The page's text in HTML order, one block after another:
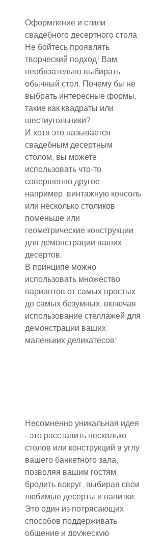
Оформление и стили
свадебного десертного стола
Не бойтесь проявлять
творческий подход! Вам
необязательно выбирать
обычный стол. Почему бы не
выбрать интересные формы,
такие как квадраты или
шестиугольники?
И хотя это называется
свадебным десертным
столом, вы можете
использовать что-то
совершенно другое,
например, винтажную консоль
или несколько столиков
поменьше или
геометрические конструкции
для демонстрации ваших
десертов.
В принципе можно
использовать множество
вариантов от самых простых
до самых безумных, включая
использование стеллажей для
демонстрации ваших
маленьких деликатесов!
Несомненно уникальная идея
- это расставить несколько
столов или конструкций в углу
вашего банкетного зала,
позволяя вашим гостям
бродить вокруг, выбирая свои
любимые десерты и напитки.
Это один из потрясающих
способов поддерживать
общение и дружескую